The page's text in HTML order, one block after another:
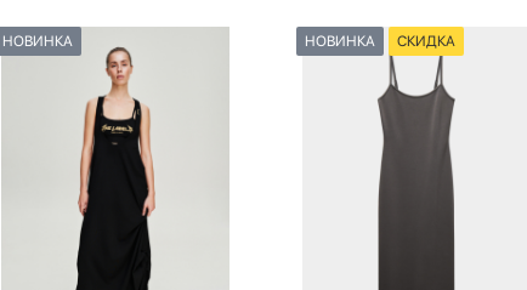
НОВИНКА НОВИНКА СКИДКА